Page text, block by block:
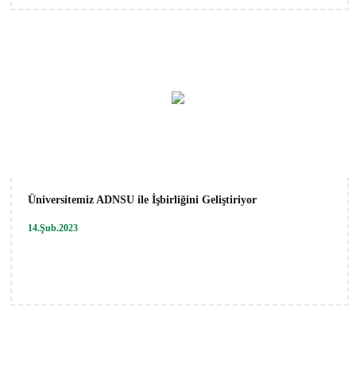
Üniversitemiz ADNSU ile İşbirliğini Geliştiriyor
14.Şub.2023